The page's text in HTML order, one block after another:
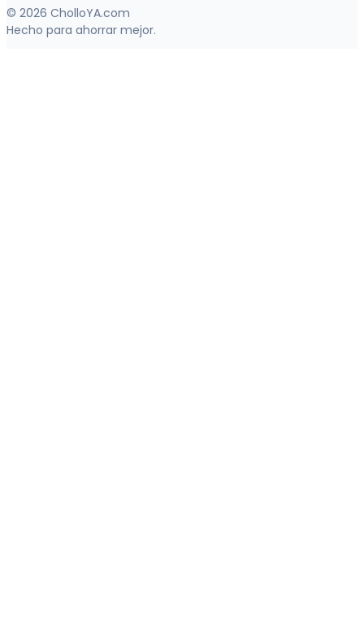
© 2026 CholloYA.com
Hecho para ahorrar mejor.